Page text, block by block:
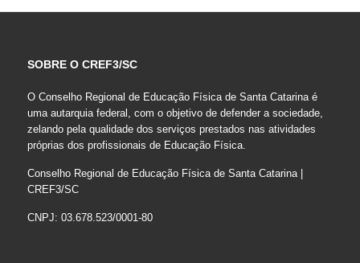
SOBRE O CREF3/SC
O Conselho Regional de Educação Física de Santa Catarina é
uma autarquia federal, com o objetivo de defender a sociedade,
zelando pela qualidade dos serviços prestados nas atividades
próprias dos profissionais de Educação Física.
Conselho Regional de Educação Física de Santa Catarina |
CREF3/SC
CNPJ: 03.678.523/0001-80